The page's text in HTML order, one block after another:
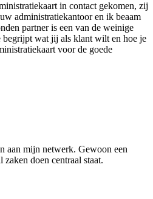
in contact gekomen, zij
administratiekantoor en ik beaam
partner is een van de weinige
begrijpt wat jij als klant wilt en hoe je
voor de goede
aan mijn netwerk. Gewoon een
zaken doen centraal staat.